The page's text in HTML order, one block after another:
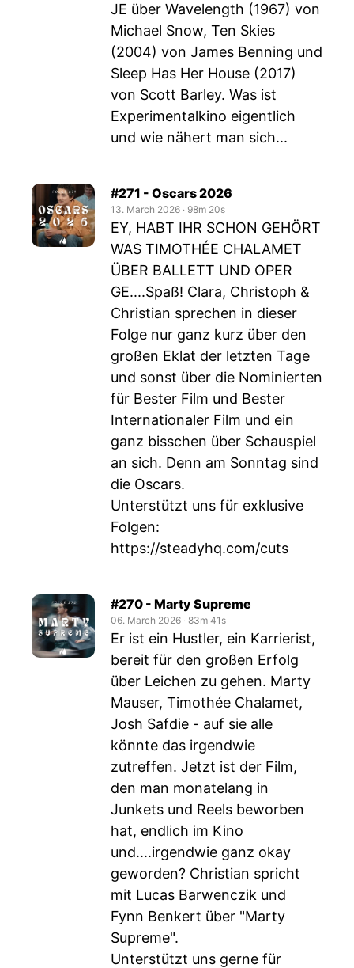
JE über Wavelength (1967) von
Michael Snow, Ten Skies
(2004) von James Benning und
Sleep Has Her House (2017)
von Scott Barley. Was ist
Experimentalkino eigentlich
und wie nähert man sich...
#271 - Oscars 2026
13. March 2026 ‧ 98m 20s
EY, HABT IHR SCHON GEHÖRT
WAS TIMOTHÉE CHALAMET
ÜBER BALLETT UND OPER
GE....Spaß! Clara, Christoph &
Christian sprechen in dieser
Folge nur ganz kurz über den
großen Eklat der letzten Tage
und sonst über die Nominierten
für Bester Film und Bester
Internationaler Film und ein
ganz bisschen über Schauspiel
an sich. Denn am Sonntag sind
die Oscars.
Unterstützt uns für exklusive
Folgen:
https://steadyhq.com/cuts
#270 - Marty Supreme
06. March 2026 ‧ 83m 41s
Er ist ein Hustler, ein Karrierist,
bereit für den großen Erfolg
über Leichen zu gehen. Marty
Mauser, Timothée Chalamet,
Josh Safdie - auf sie alle
könnte das irgendwie
zutreffen. Jetzt ist der Film,
den man monatelang in
Junkets und Reels beworben
hat, endlich im Kino
und....irgendwie ganz okay
geworden? Christian spricht
mit Lucas Barwenczik und
Fynn Benkert über "Marty
Supreme".
Unterstützt uns gerne für